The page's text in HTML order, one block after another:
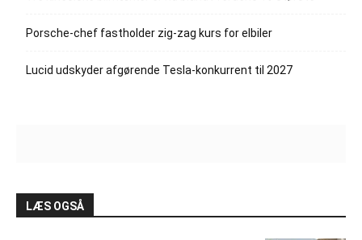
Porsche-chef fastholder zig-zag kurs for elbiler
Lucid udskyder afgørende Tesla-konkurrent til 2027
LÆS OGSÅ